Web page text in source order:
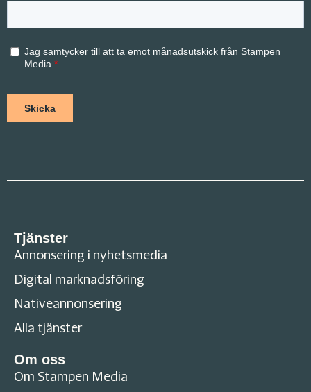
Tjänster
Annonsering i nyhetsmedia
Digital marknadsföring
Nativeannonsering
Alla tjänster
Om oss
Om Stampen Media